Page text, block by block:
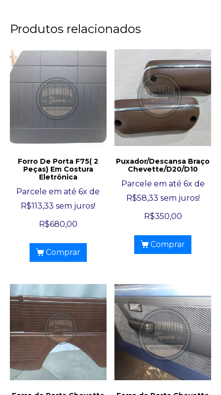
Produtos relacionados
Forro De Porta F75( 2
Peças) Em Costura
Eletrônica
Parcele em até 6x de
R$113,33 sem juros!
R$680,00
Comprar
Puxador/Descansa Braço
Chevette/D20/D10
Parcele em até 6x de
R$58,33 sem juros!
R$350,00
Comprar